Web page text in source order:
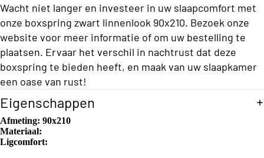
n
g
r
g
B
o
x
s
Split/Top
matrasse
n
Twijfelaar
Split/Top
matrasse
n
Tweepers
t
r
e
e
n
Dekbedo
vertrekke
n
Wacht niet langer en investeer in uw slaapcomfort met
onze boxspring zwart linnenlook 90x210. Bezoek onze
website voor meer informatie of om uw bestelling te
plaatsen. Ervaar het verschil in nachtrust dat deze
boxspring te bieden heeft, en maak van uw slaapkamer
een oase van rust!
Eigenschappen
Afmeting: 90x210
Materiaal:
Ligcomfort: